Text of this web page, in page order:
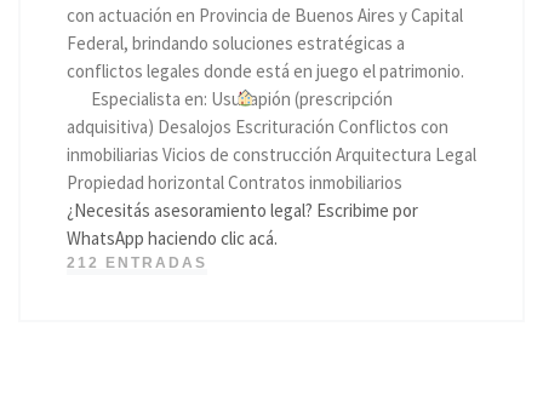
con actuación en Provincia de Buenos Aires y Capital
Federal, brindando soluciones estratégicas a
conflictos legales donde está en juego el patrimonio.
Especialista en: Usucapión (prescripción
adquisitiva) Desalojos Escrituración Conflictos con
inmobiliarias Vicios de construcción Arquitectura Legal
Propiedad horizontal Contratos inmobiliarios
¿Necesitás asesoramiento legal? Escribime por
WhatsApp haciendo clic acá.
212 ENTRADAS